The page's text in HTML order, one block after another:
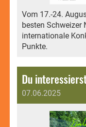
Vom 17.-24.
besten Schweizer
internationale
Punkte.
07.06.2025